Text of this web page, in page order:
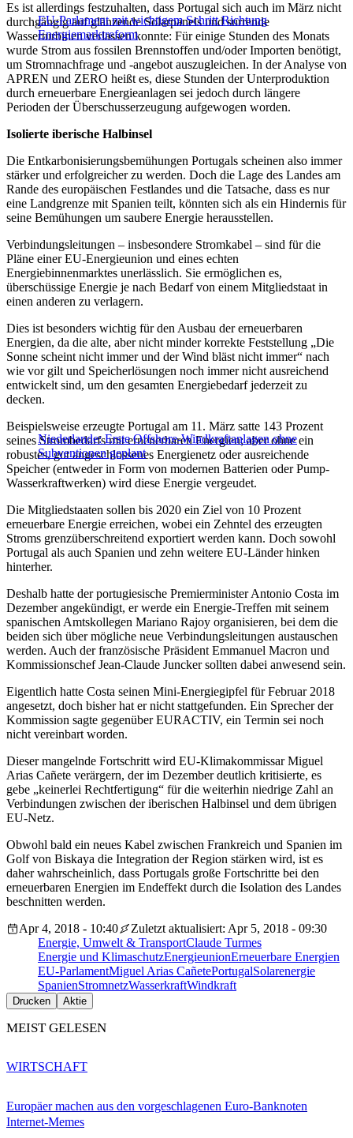
EU-Parlament mit wichtigem Schritt Richtung
Energiemarktreform
Es ist allerdings festzuhalten, dass Portugal sich auch im März nicht
durchgängig auf glänzende Solarpanels und surrende
Wasserturbinen verlassen konnte: Für einige Stunden des Monats
wurde Strom aus fossilen Brennstoffen und/oder Importen benötigt,
um Stromnachfrage und -angebot auszugleichen. In der Analyse von
APREN und ZERO heißt es, diese Stunden der Unterproduktion
durch erneuerbare Energieanlagen sei jedoch durch längere
Perioden der Überschusserzeugung aufgewogen worden.
Isolierte iberische Halbinsel
Die Entkarbonisierungsbemühungen Portugals scheinen also immer
stärker und erfolgreicher zu werden. Doch die Lage des Landes am
Rande des europäischen Festlandes und die Tatsache, dass es nur
eine Landgrenze mit Spanien teilt, könnten sich als ein Hindernis für
seine Bemühungen um saubere Energie herausstellen.
Verbindungsleitungen – insbesondere Stromkabel – sind für die
Pläne einer EU-Energieunion und eines echten
Energiebinnenmarktes unerlässlich. Sie ermöglichen es,
überschüssige Energie je nach Bedarf von einem Mitgliedstaat in
einen anderen zu verlagern.
Dies ist besonders wichtig für den Ausbau der erneuerbaren
Energien, da die alte, aber nicht minder korrekte Feststellung „Die
Sonne scheint nicht immer und der Wind bläst nicht immer“ nach
wie vor gilt und Speicherlösungen noch immer nicht ausreichend
entwickelt sind, um den gesamten Energiebedarf jederzeit zu
decken.
Niederlande: Erste Offshore-Windkraftanlagen ohne
Subventionen geplant
Beispielsweise erzeugte Portugal am 11. März satte 143 Prozent
seines Strombedarfs mit erneuerbaren Energien; aber ohne ein
robustes, gut angeschlossenes Energienetz oder ausreichende
Speicher (entweder in Form von modernen Batterien oder Pump-
Wasserkraftwerken) wird diese Energie vergeudet.
Die Mitgliedstaaten sollen bis 2020 ein Ziel von 10 Prozent
erneuerbare Energie erreichen, wobei ein Zehntel des erzeugten
Stroms grenzüberschreitend exportiert werden kann. Doch sowohl
Portugal als auch Spanien und zehn weitere EU-Länder hinken
hinterher.
Deshalb hatte der portugiesische Premierminister Antonio Costa im
Dezember angekündigt, er werde ein Energie-Treffen mit seinem
spanischen Amtskollegen Mariano Rajoy organisieren, bei dem die
beiden sich über mögliche neue Verbindungsleitungen austauschen
werden. Auch der französische Präsident Emmanuel Macron und
Kommissionschef Jean-Claude Juncker sollten dabei anwesend sein.
Eigentlich hatte Costa seinen Mini-Energiegipfel für Februar 2018
angesetzt, doch bisher hat er nicht stattgefunden. Ein Sprecher der
Kommission sagte gegenüber EURACTIV, ein Termin sei noch
nicht vereinbart worden.
Dieser mangelnde Fortschritt wird EU-Klimakommissar Miguel
Arias Cañete verärgern, der im Dezember deutlich kritisierte, es
gebe „keinerlei Rechtfertigung“ für die weiterhin niedrige Zahl an
Verbindungen zwischen der iberischen Halbinsel und dem übrigen
EU-Netz.
Obwohl bald ein neues Kabel zwischen Frankreich und Spanien im
Golf von Biskaya die Integration der Region stärken wird, ist es
daher wahrscheinlich, dass Portugals große Fortschritte bei den
erneuerbaren Energien im Endeffekt durch die Isolation des Landes
beschnitten werden.
Apr 4, 2018 - 10:40
Zuletzt aktualisiert: Apr 5, 2018 - 09:30
Energie, Umwelt & TransportClaude Turmes
Energie und KlimaschutzEnergieunionErneuerbare Energien
EU-ParlamentMiguel Arias CañetePortugalSolarenergie
SpanienStromnetzWasserkraftWindkraft
Drucken Aktie
MEIST GELESEN
Europäer machen aus den vorgeschlagenen Euro-Banknoten
Internet-Memes
WIRTSCHAFT